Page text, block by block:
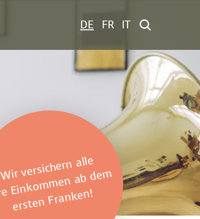
DE FR IT
Wir versichern alle
Einkommen ab dem
ersten Franken!